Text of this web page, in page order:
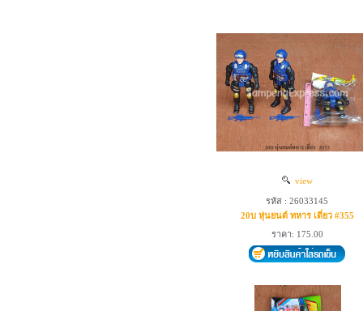
view
รหัส : 26033145
20บ หุ่นยนต์ ทหาร เดี่ยว #355
ราคา: 175.00